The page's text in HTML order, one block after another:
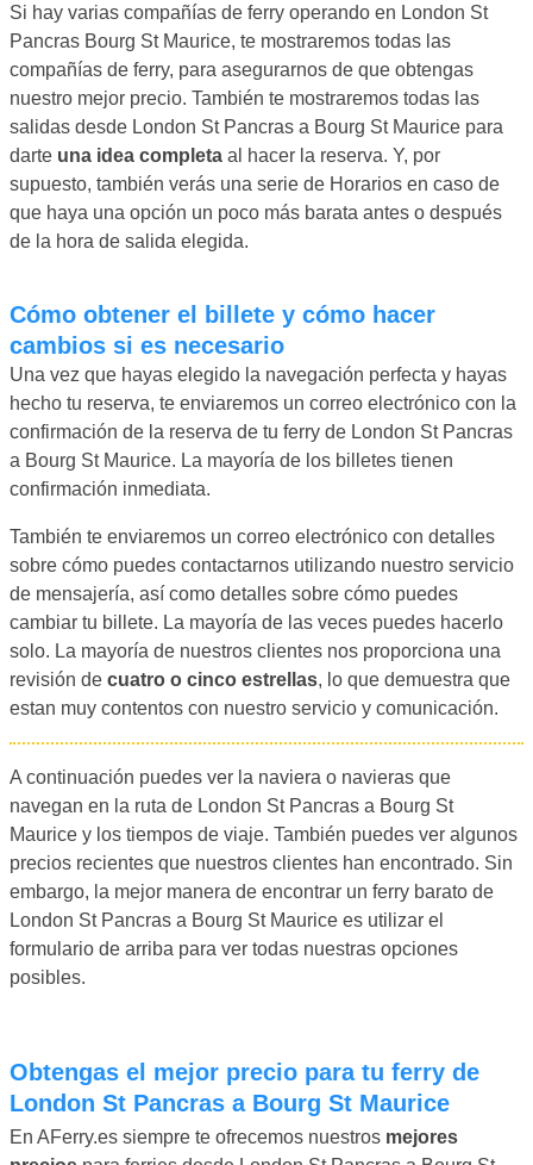
Si hay varias compañías de ferry operando en London St
Pancras Bourg St Maurice, te mostraremos todas las
compañías de ferry, para asegurarnos de que obtengas
nuestro mejor precio. También te mostraremos todas las
salidas desde London St Pancras a Bourg St Maurice para
darte una idea completa al hacer la reserva. Y, por
supuesto, también verás una serie de Horarios en caso de
que haya una opción un poco más barata antes o después
de la hora de salida elegida.
Cómo obtener el billete y cómo hacer
cambios si es necesario
Una vez que hayas elegido la navegación perfecta y hayas
hecho tu reserva, te enviaremos un correo electrónico con la
confirmación de la reserva de tu ferry de London St Pancras
a Bourg St Maurice. La mayoría de los billetes tienen
confirmación inmediata.
También te enviaremos un correo electrónico con detalles
sobre cómo puedes contactarnos utilizando nuestro servicio
de mensajería, así como detalles sobre cómo puedes
cambiar tu billete. La mayoría de las veces puedes hacerlo
solo. La mayoría de nuestros clientes nos proporciona una
revisión de cuatro o cinco estrellas, lo que demuestra que
estan muy contentos con nuestro servicio y comunicación.
A continuación puedes ver la naviera o navieras que
navegan en la ruta de London St Pancras a Bourg St
Maurice y los tiempos de viaje. También puedes ver algunos
precios recientes que nuestros clientes han encontrado. Sin
embargo, la mejor manera de encontrar un ferry barato de
London St Pancras a Bourg St Maurice es utilizar el
formulario de arriba para ver todas nuestras opciones
posibles.
Obtengas el mejor precio para tu ferry de
London St Pancras a Bourg St Maurice
En AFerry.es siempre te ofrecemos nuestros mejores